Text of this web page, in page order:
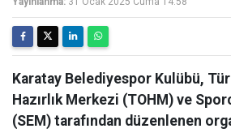
Karatay Belediyespor Kulübü,
Hazırlık Merkezi (TOHM) ve
(SEM) tarafından düzenlenen